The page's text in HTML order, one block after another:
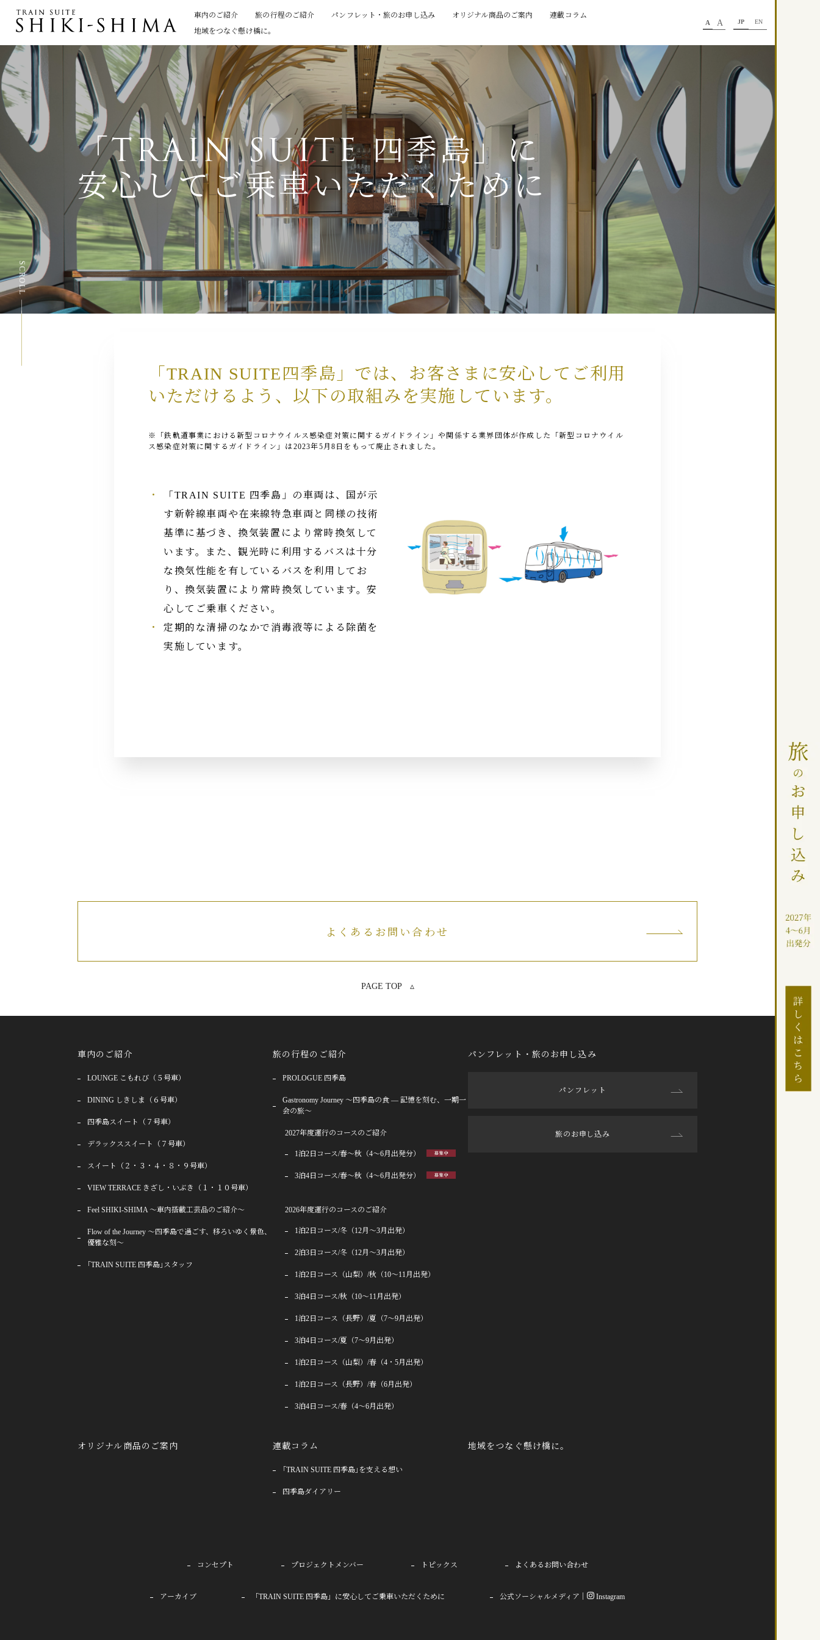
車内のご紹介 旅の行程のご紹介 パンフレット・旅のお申し込み オリジナル商品のご案内
連載コラム
地域をつなぐ懸け橋に。
A A JP EN
「TRAIN SUITE 四季島」に
安心してご乗車いただくために
SCROLL
「TRAIN SUITE四季島」では、お客さまに安心してご利用
いただけるよう、以下の取組みを実施しています。
※「鉄軌道事業における新型コロナウイルス感染症対策に関するガイドライン」や関係する業界団体が作成した「新型コロナウイル
ス感染症対策に関するガイドライン」は2023年5月8日をもって廃止されました。
「TRAIN SUITE 四季島」の車両は、国が示
す新幹線車両や在来線特急車両と同様の技術
基準に基づき、換気装置により常時換気して
います。また、観光時に利用するバスは十分
な換気性能を有しているバスを利用してお
り、換気装置により常時換気しています。安
心してご乗車ください。
定期的な清掃のなかで消毒液等による除菌を
実施しています。
よくあるお問い合わせ
PAGE TOP ▵
車内のご紹介
LOUNGE こもれび（５号車）
DINING しきしま（６号車）
四季島スイート（７号車）
デラックススイート（７号車）
スイート（２・３・４・８・９号車）
VIEW TERRACE きざし・いぶき（１・１０号車）
Feel SHIKI-SHIMA 〜車内搭載工芸品のご紹介〜
Flow of the Journey 〜四季島で過ごす、移ろいゆく景色、
優雅な刻〜
｢TRAIN SUITE 四季島｣スタッフ
旅の行程のご紹介
PROLOGUE 四季島
Gastronomy Journey 〜四季島の食 ― 記憶を刻む、一期一
会の旅〜
2027年度運行のコースのご紹介
1泊2日コース/春〜秋（4〜6月出発分）
3泊4日コース/春〜秋（4〜6月出発分）
2026年度運行のコースのご紹介
1泊2日コース/冬（12月〜3月出発）
2泊3日コース/冬（12月〜3月出発）
1泊2日コース（山梨）/秋（10〜11月出発）
3泊4日コース/秋（10〜11月出発）
1泊2日コース（長野）/夏（7〜9月出発）
3泊4日コース/夏（7〜9月出発）
1泊2日コース（山梨）/春（4・5月出発）
1泊2日コース（長野）/春（6月出発）
3泊4日コース/春（4〜6月出発）
パンフレット・旅のお申し込み
パンフレット
旅のお申し込み
オリジナル商品のご案内 連載コラム
｢TRAIN SUITE 四季島｣を支える想い
四季島ダイアリー
地域をつなぐ懸け橋に。
コンセプト プロジェクトメンバー トピックス よくあるお問い合わせ
アーカイブ 「TRAIN SUITE 四季島」に安心してご乗車いただくために 公式ソーシャルメディア｜ Instagram